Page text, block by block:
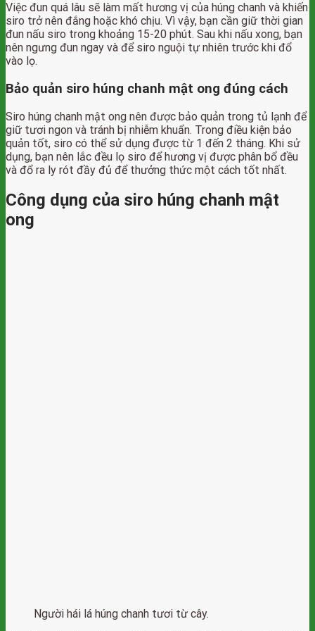
Việc đun quá lâu sẽ làm mất hương vị của húng chanh và khiến
siro trở nên đắng hoặc khó chịu. Vì vậy, bạn cần giữ thời gian
đun nấu siro trong khoảng 15-20 phút. Sau khi nấu xong, bạn
nên ngưng đun ngay và để siro nguội tự nhiên trước khi đổ
vào lọ.
Bảo quản siro húng chanh mật ong đúng cách
Siro húng chanh mật ong nên được bảo quản trong tủ lạnh để
giữ tươi ngon và tránh bị nhiễm khuẩn. Trong điều kiện bảo
quản tốt, siro có thể sử dụng được từ 1 đến 2 tháng. Khi sử
dụng, bạn nên lắc đều lọ siro để hương vị được phân bổ đều
và đổ ra ly rót đầy đủ để thưởng thức một cách tốt nhất.
Công dụng của siro húng chanh mật
ong
Người hái lá húng chanh tươi từ cây.